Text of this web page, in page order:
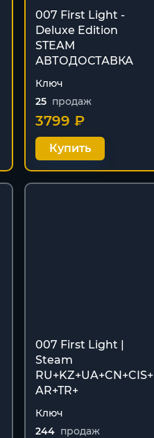
007 First Light -
Deluxe Edition
STEAM
АВТОДОСТАВКА
Ключ
25 продаж
3799 ₽
Купить
007 First Light |
Steam
RU+KZ+UA+CN+CIS+
AR+TR+
Ключ
244 продаж